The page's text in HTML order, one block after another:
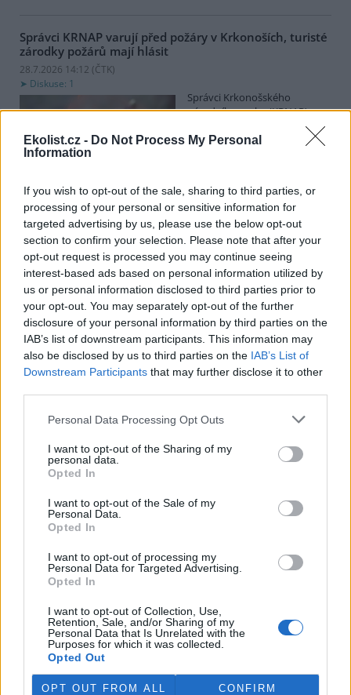
Ekolist.cz - Do Not Process My Personal
Information
If you wish to opt-out of the sale, sharing to third parties, or
processing of your personal or sensitive information for
targeted advertising by us, please use the below opt-out
section to confirm your selection. Please note that after your
opt-out request is processed you may continue seeing
interest-based ads based on personal information utilized by
us or personal information disclosed to third parties prior to
your opt-out. You may separately opt-out of the further
disclosure of your personal information by third parties on the
IAB’s list of downstream participants. This information may
also be disclosed by us to third parties on the IAB’s List of
Downstream Participants that may further disclose it to other
Personal Data Processing Opt Outs
I want to opt-out of the Sharing of my
personal data.
Opted In
I want to opt-out of the Sale of my
Personal Data.
Opted In
I want to opt-out of processing my
Personal Data for Targeted Advertising.
Opted In
I want to opt-out of Collection, Use,
Retention, Sale, and/or Sharing of my
Personal Data that Is Unrelated with the
Purposes for which it was collected.
Opted Out
OPT OUT FROM ALL CONFIRM
Správci KRNAP varují před požáry v Krkonoších, turisté
zárodky požárů mají hlásit
28.7.2026 14:12 (ČTK)
Diskuse: 1
Správci Krkonošského
národního parku (KRNAP)
vyzývají návštěvníky Krkonoš,
aby ihned hlásili jakýkoli
požárů v příštích dnech poroste, řekl ČTK mluvčí Správy KRNAP
Radek Drahný. Podle meteorologů přichází další vlna veder, od
čtvrtka se budou teploty blížit 40 stupňům Celsia. Teplo bude i na
horách, pršet nemá.
Lvice Elsa, kterou stát zabavil Vémolovi, bude mít nový
domov v Nizozemsku
28.7.2026 14:03 (
Lvice Elsa, kterou na začátku
června ministerstvo životního
prostředí (MŽP) zabavilo z
nelegálního chovu zápasníka
zahrady šelma zamíří do centra pro velké kočkovité šelmy
Felida,
sdělilo ČTK ministerstvo. Nizozemská stanice se stará i o tygra
Tajmira a lva Mera, kteří také pocházejí z nevyhovujících
soukromých chovů v České republice.
Rybářství Litomyšl kvůli suchu muselo slovit několik
rybníků Aktualizováno
28.7.2026 10:40 (
Rybářství Litomyšl muselo
kvůli dlouhodobému suchu a
slovit pět rybníků. U dalších
vodních ploch hrozí, že při
pokračujícím poklesu hladiny bude nutné rovněž přistoupit k
výlovu. Letos je většina rybníků bez běžného přítoku vody, což
situaci zhoršuje. ČTK to řekl ředitel Rybářství Litomyšl Michal
Brychta.